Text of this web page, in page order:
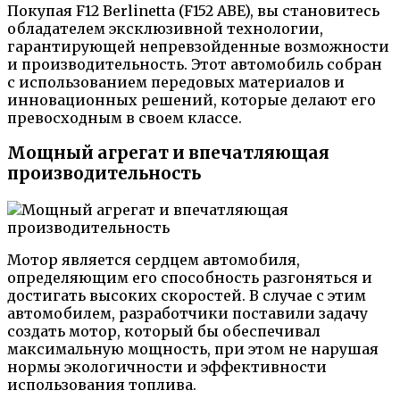
Покупая F12 Berlinetta (F152 ABE), вы становитесь
обладателем эксклюзивной технологии,
гарантирующей непревзойденные возможности
и производительность. Этот автомобиль собран
с использованием передовых материалов и
инновационных решений, которые делают его
превосходным в своем классе.
Мощный агрегат и впечатляющая
производительность
Мотор является сердцем автомобиля,
определяющим его способность разгоняться и
достигать высоких скоростей. В случае с этим
автомобилем, разработчики поставили задачу
создать мотор, который бы обеспечивал
максимальную мощность, при этом не нарушая
нормы экологичности и эффективности
использования топлива.